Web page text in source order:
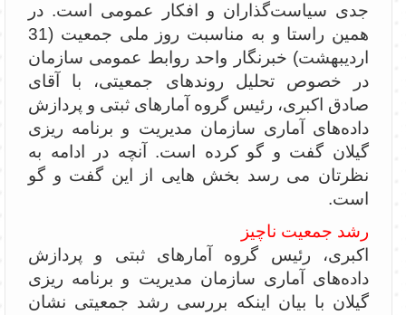
جدی سیاست‌گذاران و افکار عمومی است. در
همین راستا و به مناسبت روز ملی جمعیت (31
اردیبهشت) خبرنگار واحد روابط عمومی سازمان
در خصوص تحلیل روندهای جمعیتی، با آقای
صادق اکبری، رئیس گروه آمارهای ثبتی و پردازش
داده‌های آماری سازمان مدیریت و برنامه ریزی
گیلان گفت و گو کرده است. آنچه در ادامه به
نظرتان می رسد بخش هایی از این گفت و گو
است.
رشد جمعیت ناچیز
اکبری، رئیس گروه آمارهای ثبتی و پردازش
داده‌های آماری سازمان مدیریت و برنامه ریزی
گیلان با بیان اینکه بررسی رشد جمعیتی نشان